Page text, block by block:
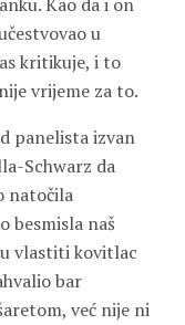
u
kritikuje, i to
vrijeme za to.
panelista izvan
Schwarz da
natočila
besmisla naš
vlastiti kovitlac
bar
već nije ni